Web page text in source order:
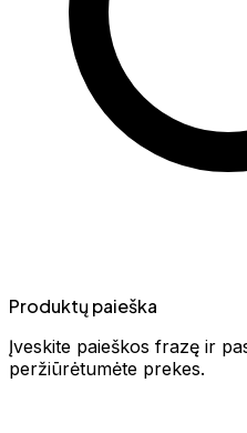
Produktų paieška
Įveskite paieškos frazę ir
peržiūrėtumėte prekes.